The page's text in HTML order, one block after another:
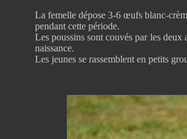
La femelle dépose 3-6 œufs blanc-
pendant cette période.
Les poussins sont couvés par les
naissance.
Les jeunes se rassemblent en petits